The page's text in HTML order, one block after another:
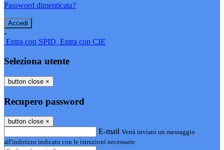
Password dimenticata?
-
Entra con SPID Entra con CIE
Seleziona utente
button close ×
Recupero password
button close ×
E-mail Verrà inviato un messaggio
all'indirizzo indicato con le istruzioni necessarie.